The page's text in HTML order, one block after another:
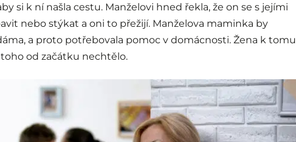
si k ní našla cestu. Manželovi hned řekla, že on se s jejími
nebo stýkat a oni to přežijí. Manželova maminka by
a proto potřebovala pomoc v domácnosti. Žena k tomu
toho od začátku nechtělo.